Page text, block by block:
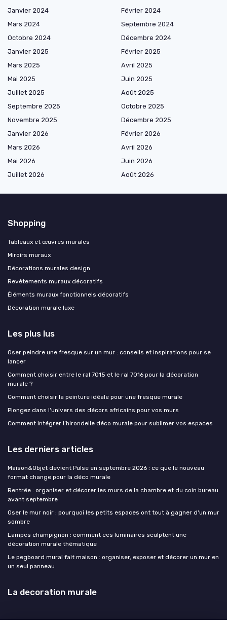
Janvier 2024
Février 2024
Mars 2024
Septembre 2024
Octobre 2024
Décembre 2024
Janvier 2025
Février 2025
Mars 2025
Avril 2025
Mai 2025
Juin 2025
Juillet 2025
Août 2025
Septembre 2025
Octobre 2025
Novembre 2025
Décembre 2025
Janvier 2026
Février 2026
Mars 2026
Avril 2026
Mai 2026
Juin 2026
Juillet 2026
Août 2026
Shopping
Tableaux et œuvres murales
Miroirs muraux
Décorations murales design
Revêtements muraux décoratifs
Éléments muraux fonctionnels décoratifs
Décoration murale luxe
Les plus lus
Oser peindre une fresque sur un mur : conseils et inspirations pour se
lancer
Comment choisir entre le ral 7015 et le ral 7016 pour la décoration
murale ?
Comment choisir la peinture idéale pour une fresque murale
Plongez dans l'univers des décors africains pour vos murs
Comment intégrer l’hirondelle déco murale pour sublimer vos espaces
Les derniers articles
Maison&Objet devient Pulse en septembre 2026 : ce que le nouveau
format change pour la déco murale
Rentrée : organiser et décorer les murs de la chambre et du coin bureau
avant septembre
Oser le mur noir : pourquoi les petits espaces ont tout à gagner d'un mur
sombre
Lampes champignon : comment ces luminaires sculptent une
décoration murale thématique
Le pegboard mural fait maison : organiser, exposer et décorer un mur en
un seul panneau
La decoration murale